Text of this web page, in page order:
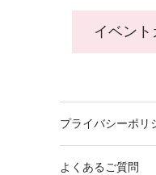
イベン
プライバシーポリ
よくあるご質問